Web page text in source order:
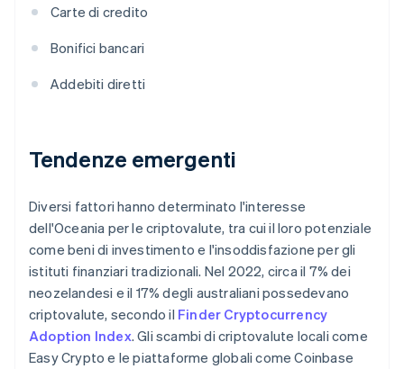
Carte di credito
Bonifici bancari
Addebiti diretti
Tendenze emergenti
Diversi fattori hanno determinato l'interesse
dell'Oceania per le criptovalute, tra cui il loro potenziale
come beni di investimento e l'insoddisfazione per gli
istituti finanziari tradizionali. Nel 2022, circa il 7% dei
neozelandesi e il 17% degli australiani possedevano
criptovalute, secondo il Finder Cryptocurrency
Adoption Index. Gli scambi di criptovalute locali come
Easy Crypto e le piattaforme globali come Coinbase